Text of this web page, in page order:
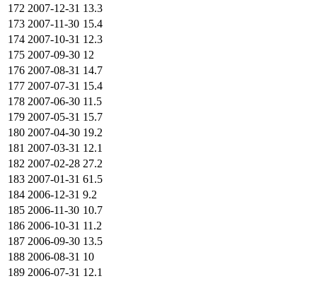
172 2007-12-31 13.3
173 2007-11-30 15.4
174 2007-10-31 12.3
175 2007-09-30 12
176 2007-08-31 14.7
177 2007-07-31 15.4
178 2007-06-30 11.5
179 2007-05-31 15.7
180 2007-04-30 19.2
181 2007-03-31 12.1
182 2007-02-28 27.2
183 2007-01-31 61.5
184 2006-12-31 9.2
185 2006-11-30 10.7
186 2006-10-31 11.2
187 2006-09-30 13.5
188 2006-08-31 10
189 2006-07-31 12.1